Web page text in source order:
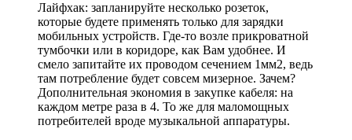
Лайфхак: запланируйте несколько розеток,
которые будете применять только для зарядки
мобильных устройств. Где-то возле прикроватной
тумбочки или в коридоре, как Вам удобнее. И
смело запитайте их проводом сечением 1мм2, ведь
там потребление будет совсем мизерное. Зачем?
Дополнительная экономия в закупке кабеля: на
каждом метре раза в 4. То же для маломощных
потребителей вроде музыкальной аппаратуры.